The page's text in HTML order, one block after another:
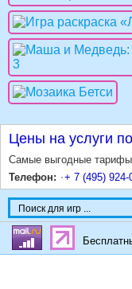
Цены на услуги
Самые выгодные
Телефон:
+ 7 (495) 924-